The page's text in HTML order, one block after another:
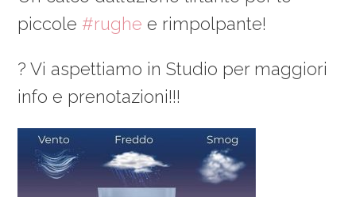
piccole #rughe e rimpolpante!
? Vi aspettiamo in Studio per maggiori
info e prenotazioni!!!